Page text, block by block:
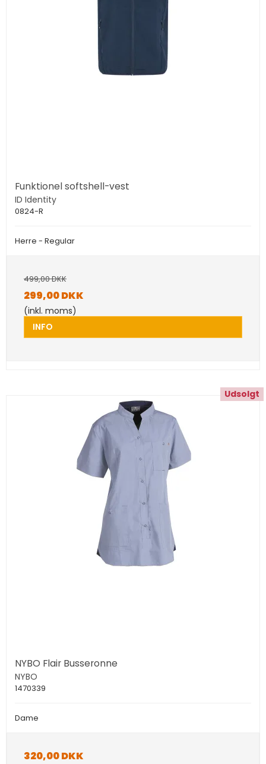
Funktionel softshell-vest
ID Identity
0824-R
Herre - Regular
499,00 DKK
299,00 DKK
(inkl. moms)
INFO
Udsolgt
NYBO Flair Busseronne
NYBO
1470339
Dame
320,00 DKK